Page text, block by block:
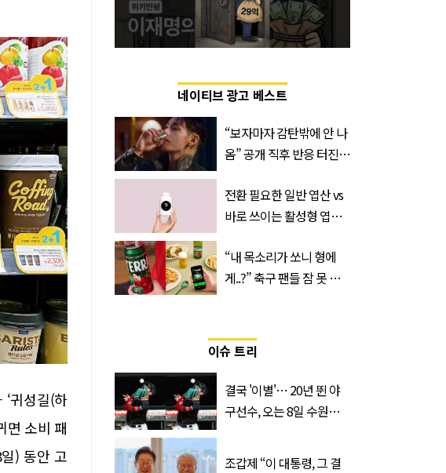
귀성길(하
면 소비 패
) 동안 고
네이티브 광고 베스트
“보자마자 감탄밖에 안 나
옴” 공개 직후 반응 터진
전환 필요한 일반 엽산 vs
바로 쓰이는 활성형 엽
‘Quatrefolic®’ 주목
“내 목소리가 쏘니 형에
게..?” 축구 팬들 잠 못 들
이슈 트리
결국 '이별'… 20년 뛴 야
구선수, 오는 8일 수원서
조갑제 “이 대통령, 그 결